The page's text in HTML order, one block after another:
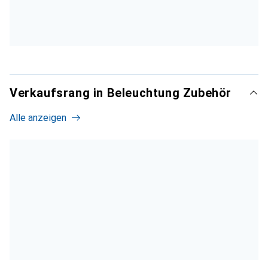
Verkaufsrang in Beleuchtung Zubehör
Alle anzeigen